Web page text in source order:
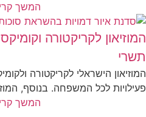
המשך
המוזיאון לקריקטורה
תשרי
המוזיאון הישראלי לקריקטורה
פעילויות לכל המשפחה. בנוסף,
המשך